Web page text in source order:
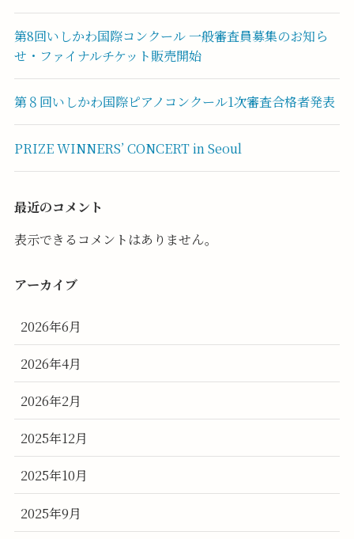
第8回いしかわ国際コンクール 一般審査員募集のお知ら
せ・ファイナルチケット販売開始
第８回いしかわ国際ピアノコンクール1次審査合格者発表
PRIZE WINNERS’ CONCERT in Seoul
最近のコメント
表示できるコメントはありません。
アーカイブ
2026年6月
2026年4月
2026年2月
2025年12月
2025年10月
2025年9月